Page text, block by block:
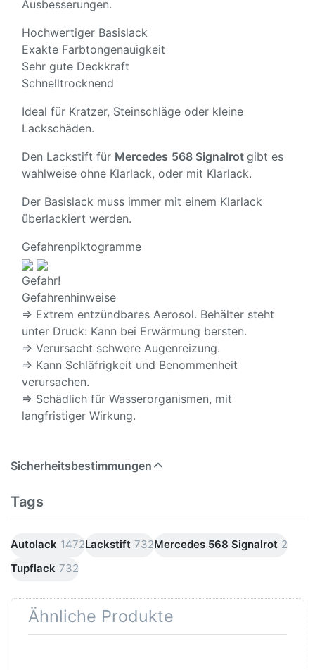
Ausbesserungen.
Hochwertiger Basislack
Exakte Farbtongenauigkeit
Sehr gute Deckkraft
Schnelltrocknend
Ideal für Kratzer, Steinschläge oder kleine
Lackschäden.
Den Lackstift für Mercedes 568 Signalrot gibt es
wahlweise ohne Klarlack, oder mit Klarlack.
Der Basislack muss immer mit einem Klarlack
überlackiert werden.
Gefahrenpiktogramme
Gefahr!
Gefahrenhinweise
⇒ Extrem entzündbares Aerosol. Behälter steht
unter Druck: Kann bei Erwärmung bersten.
⇒ Verursacht schwere Augenreizung.
⇒ Kann Schläfrigkeit und Benommenheit
verursachen.
⇒ Schädlich für Wasserorganismen, mit
langfristiger Wirkung.
Sicherheitsbestimmungen
Tags
Autolack 1472Lackstift 732Mercedes 568 Signalrot 2
Tupflack 732
Ähnliche Produkte